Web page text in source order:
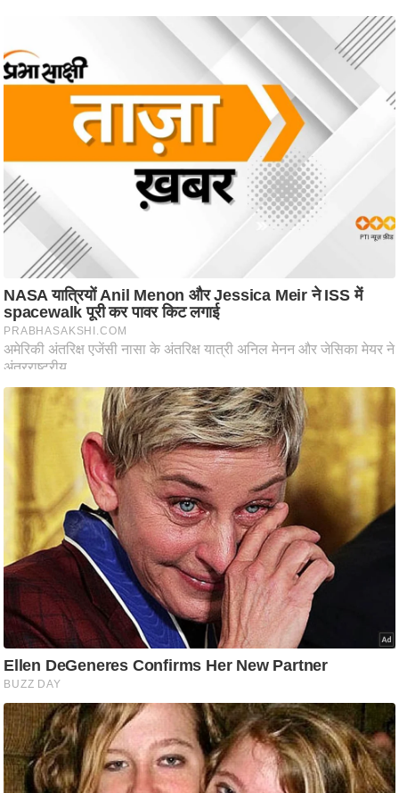
लू
नु
र्य
ट
न
फि
ट
ने
स
मं
त्रा
रि
न
शि
प
रा
ज
नी
ति
वि
श्ले
ष
ण
स
म